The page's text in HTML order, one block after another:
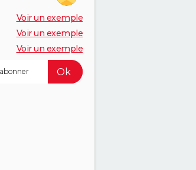
Voir un exemple
Voir un exemple
Voir un exemple